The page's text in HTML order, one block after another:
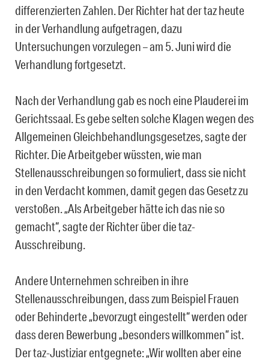
differenzierten Zahlen. Der Richter hat der taz heute
in der Verhandlung aufgetragen, dazu
Untersuchungen vorzulegen – am 5. Juni wird die
Verhandlung fortgesetzt.
Nach der Verhandlung gab es noch eine Plauderei im
Gerichtssaal. Es gebe selten solche Klagen wegen des
Allgemeinen Gleichbehandlungsgesetzes, sagte der
Richter. Die Arbeitgeber wüssten, wie man
Stellenausschreibungen so formuliert, dass sie nicht
in den Verdacht kommen, damit gegen das Gesetz zu
verstoßen. „Als Arbeitgeber hätte ich das nie so
gemacht“, sagte der Richter über die taz-
Ausschreibung.
Andere Unternehmen schreiben in ihre
Stellenausschreibungen, dass zum Beispiel Frauen
oder Behinderte „bevorzugt eingestellt“ werden oder
dass deren Bewerbung „besonders willkommen“ ist.
Der taz-Justiziar entgegnete: „Wir wollten aber eine